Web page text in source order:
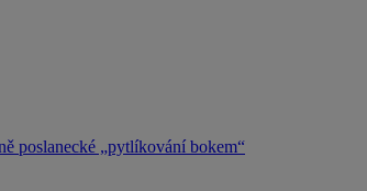
poslanecké „pytlíkování bokem“